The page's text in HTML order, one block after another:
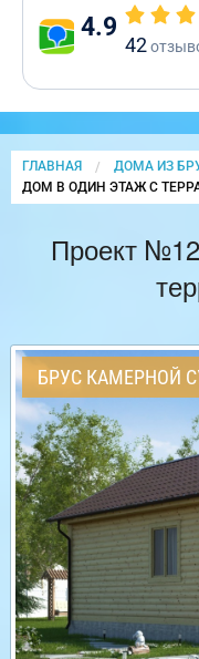
4.9
42
ГЛАВНАЯ
ДОМА ИЗ
CURRENT:
ДОМ В ОДИН ЭТАЖ С
Проект
БРУС КАМЕРНОЙ